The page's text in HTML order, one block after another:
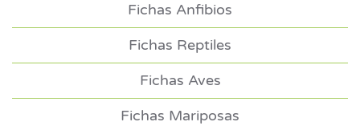
Fichas Anfibios
Fichas Reptiles
Fichas Aves
Fichas Mariposas